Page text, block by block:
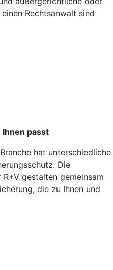
Rechtsanwalt sind
passt
hat unterschiedliche
Die
gestalten gemeinsam
die zu Ihnen und